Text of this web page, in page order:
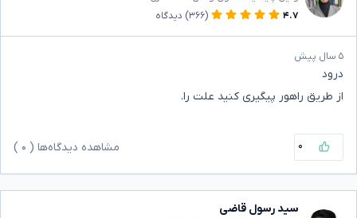
۴.۷
(۳۶۶) دیدگاه
۵ سال پیش
درود
از طریق راهور پیگیری کنید علت را.
۰ مشاهده دیدگاه‌ها ( ۰
سید رسول قاضی